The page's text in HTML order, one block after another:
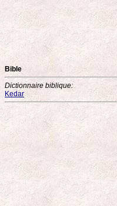
Bible
Dictionnaire biblique:
Kedar